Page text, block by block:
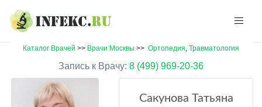
Каталог Врачей >> Врачи Москвы >> Ортопедия, Травматология
Запись к Врачу: 8 (499) 969-20-36
Сакунова Татьяна